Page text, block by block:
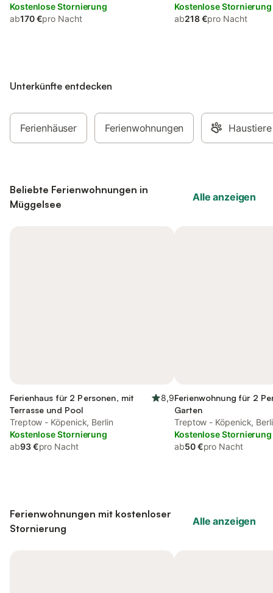
Kostenlose Stornierung
ab170 €pro Nacht
Kostenlose Stornierung
ab218 €pro Nacht
Unterkünfte entdecken
Ferienhäuser Ferienwohnungen
Beliebte Ferienwohnungen in
Müggelsee
Alle anzeigen
Ferienhaus für 2 Personen, mit
Terrasse und Pool
8,9
Treptow - Köpenick, Berlin
Kostenlose Stornierung
ab93 €pro Nacht
Ferienwohnung für 2
Garten
Treptow - Köpenick,
Kostenlose Stornierung
ab50 €pro Nacht
Ferienwohnungen mit kostenloser
Stornierung
Alle anzeigen